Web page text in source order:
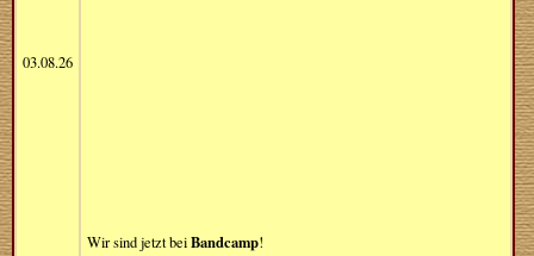
03.08.26
Wir sind jetzt beiBandcamp!